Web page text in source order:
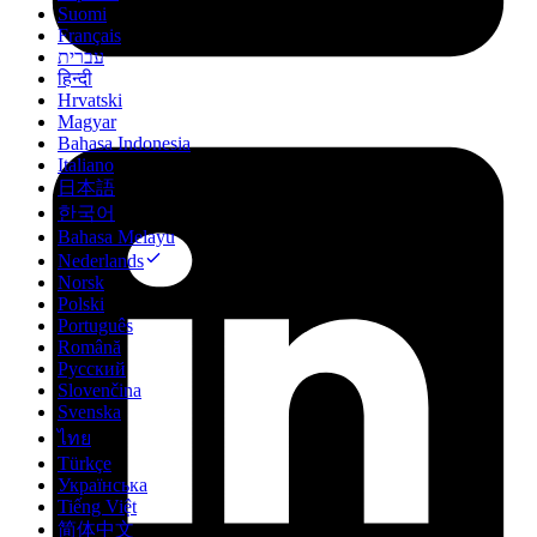
Suomi
Français
עברית
हिन्दी
Hrvatski
Magyar
Bahasa Indonesia
Italiano
日本語
한국어
Bahasa Melayu
Nederlands
Norsk
Polski
Português
Română
Русский
Slovenčina
Svenska
ไทย
Türkçe
Українська
Tiếng Việt
简体中文